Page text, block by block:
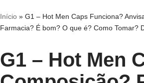
Início» G1 – Hot Men Caps Funciona?
Farmacia? É bom? O que é? Como Tomar?
G1 – Hot Men